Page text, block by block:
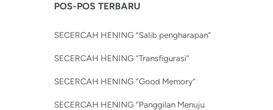
POS-POS TERBARU
SECERCAH HENING “Salib pengharapan”
SECERCAH HENING “Transfigurasi”
SECERCAH HENING “Good Memory”
SECERCAH HENING “Panggilan Menuju